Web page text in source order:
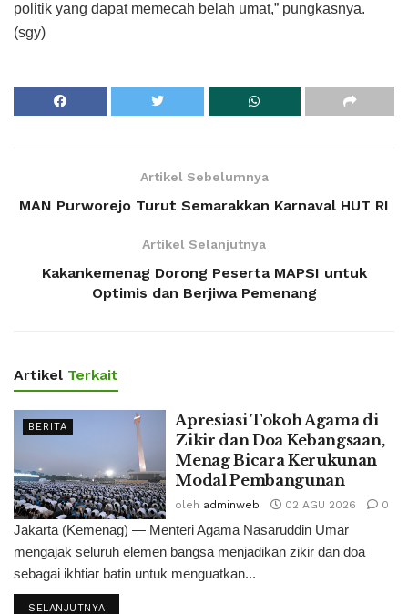
politik yang dapat memecah belah umat,” pungkasnya.
(sgy)
Artikel Sebelumnya
MAN Purworejo Turut Semarakkan Karnaval HUT RI
Artikel Selanjutnya
Kakankemenag Dorong Peserta MAPSI untuk
Optimis dan Berjiwa Pemenang
Artikel Terkait
BERITA
Apresiasi Tokoh Agama di
Zikir dan Doa Kebangsaan,
Menag Bicara Kerukunan
Modal Pembangunan
oleh adminweb 02 AGU 2026 0
Jakarta (Kemenag) — Menteri Agama Nasaruddin Umar
mengajak seluruh elemen bangsa menjadikan zikir dan doa
sebagai ikhtiar batin untuk menguatkan...
SELANJUTNYA